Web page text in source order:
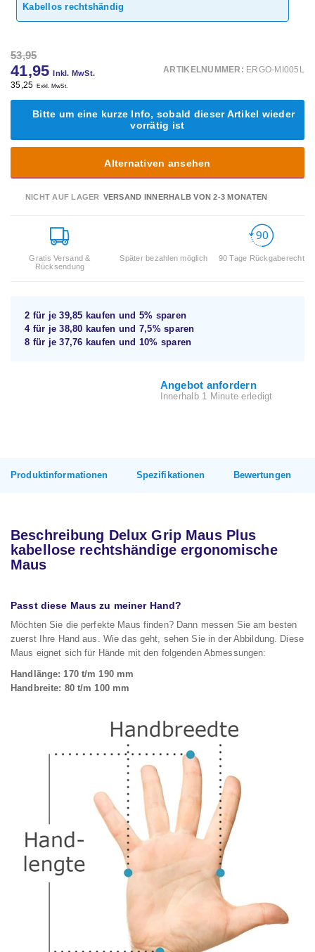
Kabellos rechtshändig
53,95
41,95 Inkl. MwSt.
35,25 Exkl. MwSt.
ARTIKELNUMMER: ERGO-MI005L
Bitte um eine kurze Info, sobald dieser Artikel wieder
vorrätig ist
Alternativen ansehen
NICHT AUF LAGER VERSAND INNERHALB VON 2-3 MONATEN
Gratis Versand &
Rücksendung
Später bezahlen möglich 90 Tage Rückgaberecht
2 für je39,85 kaufen und 5% sparen
4 für je38,80 kaufen und 7,5%sparen
8 für je37,76 kaufen und 10% sparen
Angebot anfordern
Innerhalb 1 Minute erledigt
Produktinformationen Spezifikationen Bewertungen
Beschreibung Delux Grip Maus Plus
kabellose rechtshändige ergonomische
Maus
Passt diese Maus zu meiner Hand?
Möchten Sie die perfekte Maus finden? Dann messen Sie am besten
zuerst Ihre Hand aus. Wie das geht, sehen Sie in der Abbildung. Diese
Maus eignet sich für Hände mit den folgenden Abmessungen:
Handlänge: 170 t/m 190 mm
Handbreite: 80 t/m 100 mm